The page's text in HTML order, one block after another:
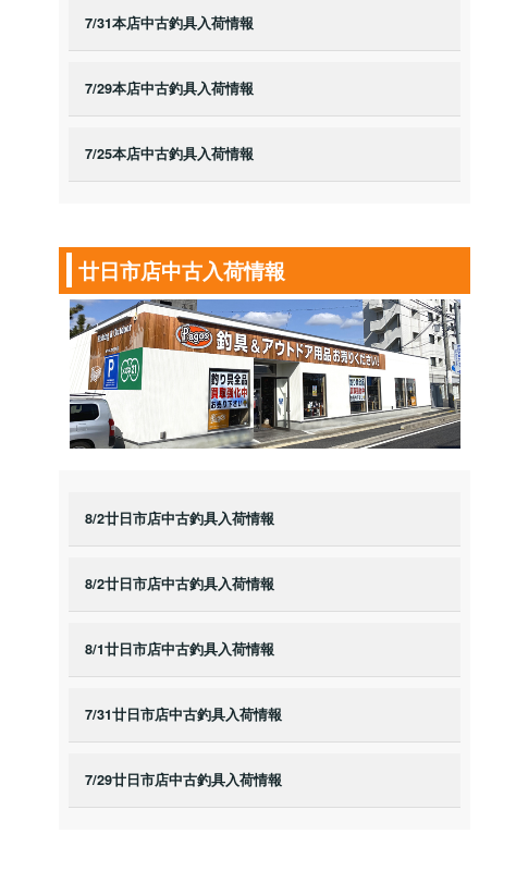
7/31本店中古釣具入荷情報
7/29本店中古釣具入荷情報
7/25本店中古釣具入荷情報
廿日市店中古入荷情報
8/2廿日市店中古釣具入荷情報
8/2廿日市店中古釣具入荷情報
8/1廿日市店中古釣具入荷情報
7/31廿日市店中古釣具入荷情報
7/29廿日市店中古釣具入荷情報